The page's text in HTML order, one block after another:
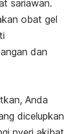
sariawan.
obat gel
dan
Anda
dicelupkan